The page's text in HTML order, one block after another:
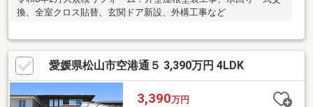
換、全室クロス貼替、玄関ドア新設、外構工事など
愛媛県松山市空港通５ 3,390万円 4LDK
3,390万円